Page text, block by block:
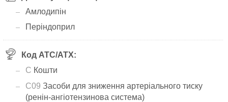
Амлодипін
Періндоприл
Код АТС/ATX:
C Кошти
C09 Засоби для зниження артеріального тиску
(ренін-ангіотензинова система)